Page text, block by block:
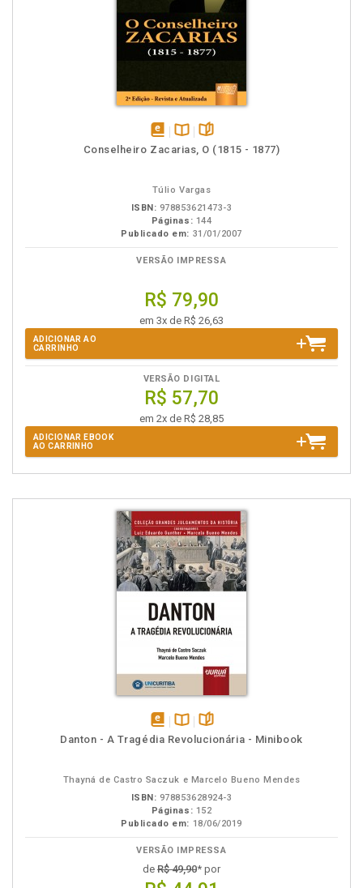
disponívelDisponível
páginas
Conselheiro Zacarias, O (1815 - 1877)
Túlio Vargas
ISBN: 978853621473-3
Páginas: 144
Publicado em: 31/01/2007
VERSÃO IMPRESSA
R$ 79,90
em 3x de R$ 26,63
ADICIONAR AO
CARRINHO
VERSÃO DIGITAL
R$ 57,70
em 2x de R$ 28,85
ADICIONAR EBOOK
AO CARRINHO
disponívelDisponível
páginas
Danton - A Tragédia Revolucionária - Minibook
Thayná de Castro Saczuk e Marcelo Bueno Mendes
ISBN: 978853628924-3
Páginas: 152
Publicado em: 18/06/2019
VERSÃO IMPRESSA
de R$ 49,90* por